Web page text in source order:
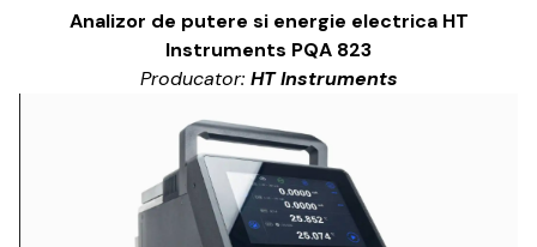
Analizor de putere si energie electrica HT
Instruments PQA 823
Producator: HT Instruments